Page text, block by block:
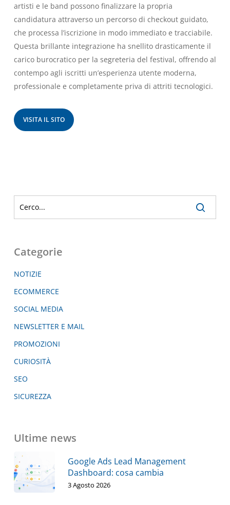
artisti e le band possono finalizzare la propria
candidatura attraverso un percorso di checkout guidato,
che processa l’iscrizione in modo immediato e tracciabile.
Questa brillante integrazione ha snellito drasticamente il
carico burocratico per la segreteria del festival, offrendo al
contempo agli iscritti un’esperienza utente moderna,
professionale e completamente priva di attriti tecnologici.
VISITA IL SITO
Categorie
NOTIZIE
ECOMMERCE
SOCIAL MEDIA
NEWSLETTER E MAIL
PROMOZIONI
CURIOSITÀ
SEO
SICUREZZA
Ultime news
Google Ads Lead Management
Dashboard: cosa cambia
3 Agosto 2026